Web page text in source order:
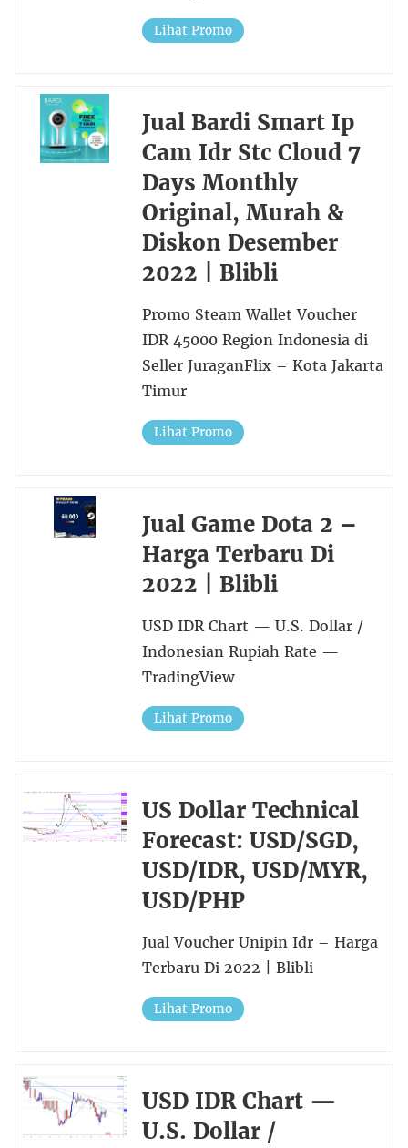
Lihat Promo
Jual Bardi Smart Ip
Cam Idr Stc Cloud 7
Days Monthly
Original, Murah &
Diskon Desember
2022 | Blibli
Promo Steam Wallet Voucher
IDR 45000 Region Indonesia di
Seller JuraganFlix – Kota Jakarta
Timur
Lihat Promo
Jual Game Dota 2 –
Harga Terbaru Di
2022 | Blibli
USD IDR Chart — U.S. Dollar /
Indonesian Rupiah Rate —
TradingView
Lihat Promo
US Dollar Technical
Forecast: USD/SGD,
USD/IDR, USD/MYR,
USD/PHP
Jual Voucher Unipin Idr – Harga
Terbaru Di 2022 | Blibli
Lihat Promo
USD IDR Chart —
U.S. Dollar /